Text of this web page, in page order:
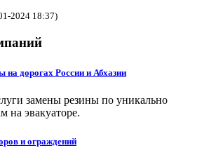
2024 18:37)
на дорогах России и Абхазии
замены резины по уникально
на эвакуаторе.
и ограждений